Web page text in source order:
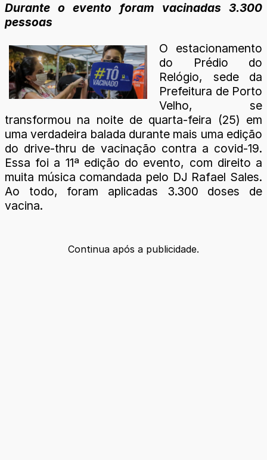
Durante o evento foram vacinadas 3.300
pessoas
O estacionamento
do Prédio do
Relógio, sede da
Prefeitura de Porto
Velho, se
transformou na noite de quarta-feira (25) em
uma verdadeira balada durante mais uma edição
do drive-thru de vacinação contra a covid-19.
Essa foi a 11ª edição do evento, com direito a
muita música comandada pelo DJ Rafael Sales.
Ao todo, foram aplicadas 3.300 doses de
vacina.
Continua após a publicidade.